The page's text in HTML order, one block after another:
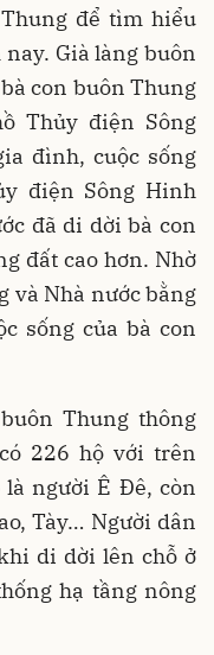
để tìm hiểu
Già làng buôn
con buôn Thung
Thủy điện Sông
đình, cuộc sống
điện Sông Hinh
đã di dời bà con
đất cao hơn. Nhờ
và Nhà nước bằng
sống của bà con
Thung thông
226 hộ với trên
người Ê Đê, còn
Tày… Người dân
di dời lên chỗ ở
hạ tầng nông